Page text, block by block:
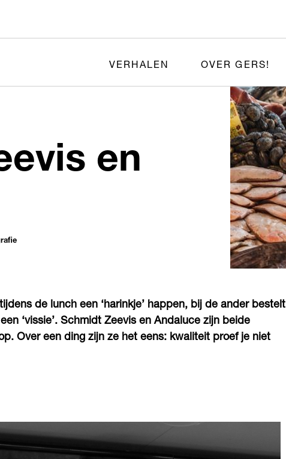
VERHALEN OVER GERS!
en
de lunch een ‘harinkje’ happen, bij de ander bestelt
‘vissie’. Schmidt Zeevis en Andaluce zijn beide
Over een ding zijn ze het eens: kwaliteit proef je niet